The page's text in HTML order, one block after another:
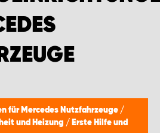
für Mercedes Nutzfahrzeuge /
und Heizung / Erste Hilfe und